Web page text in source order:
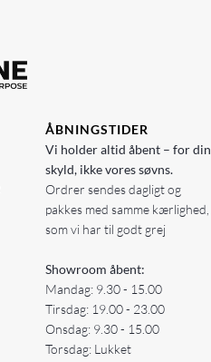
ÅBNINGSTIDER
Vi holder altid åbent – for din
skyld, ikke vores søvns.
Ordrer sendes dagligt og
pakkes med samme kærlighed,
som vi har til godt grej
Showroom åbent:
Mandag: 9.30 - 15.00
Tirsdag: 19.00 - 23.00
Onsdag: 9.30 - 15.00
Torsdag: Lukket